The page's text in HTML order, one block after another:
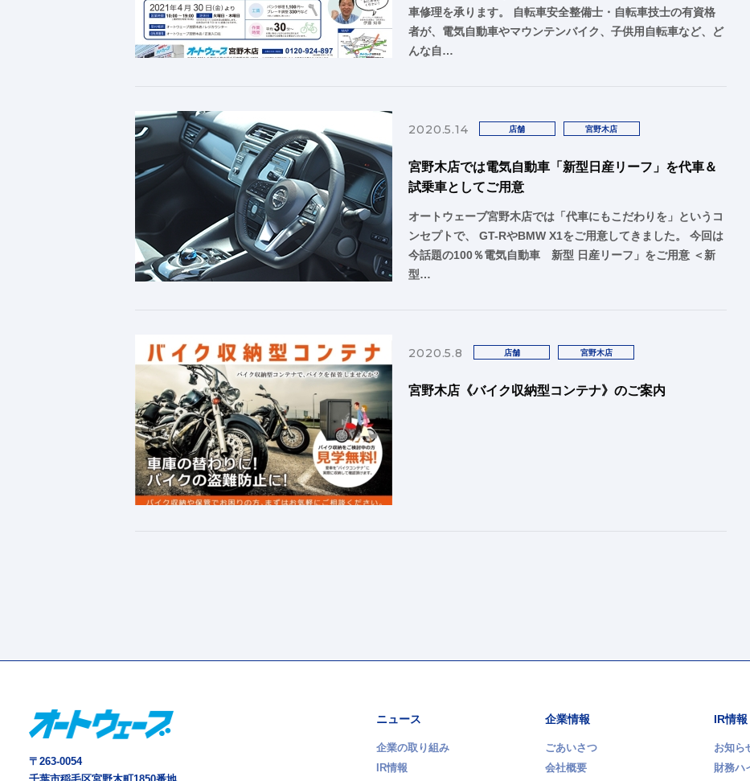
車修理を承ります。 自転車安全整備士・自転車技士の有資格
者が、電気自動車やマウンテンバイク、子供用自転車など、ど
んな自…
2020.5.14 店舗 宮野木店
宮野木店では電気自動車「新型日産リーフ」を代車＆
試乗車としてご用意
オートウェーブ宮野木店では「代車にもこだわりを」というコ
ンセプトで、 GT-RやBMW X1をご用意してきました。 今回は
今話題の100％電気自動車 新型 日産リーフ」をご用意 ＜新
型…
2020.5.8 店舗 宮野木店
宮野木店《バイク収納型コンテナ》のご案内
〒263-0054
ニュース
企業の取り組み
IR情報
企業情報
ごあいさつ
会社概要
IR情報
お知ら
財務ハ